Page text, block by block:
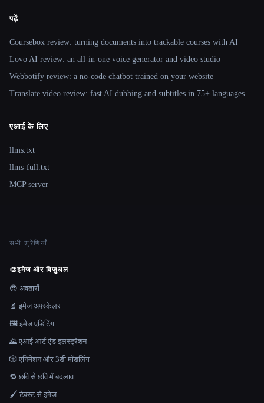
पढ़ें
Coursebox review: turning documents into trackable courses with AI
Lovo AI review: an all-in-one voice generator and video studio
Webbotify review: a no-code chatbot trained on your website
Translate.video review: fast AI dubbing and subtitles in 75+ languages
एआई के लिए
llms.txt
llms-full.txt
MCP server
सभी श्रेणियाँ
🎨इमेज और विज़ुअल
😎 अवतारों
🔬 इमेज अपस्केलर
🖼️ इमेज एडिटिंग
🌄 एआई आर्ट एंड इलस्ट्रेशन
🎲 एनिमेशन और 3डी मॉडलिंग
🔁 छवि से छवि में बदलाव
🖌️ टेक्स्ट से इमेज